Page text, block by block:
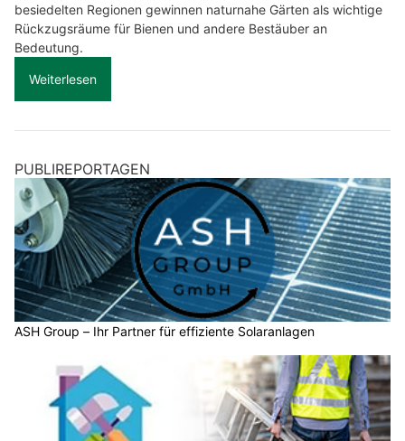
besiedelten Regionen gewinnen naturnahe Gärten als wichtige
Rückzugsräume für Bienen und andere Bestäuber an
Bedeutung.
Weiterlesen
PUBLIREPORTAGEN
ASH Group – Ihr Partner für effiziente Solaranlagen